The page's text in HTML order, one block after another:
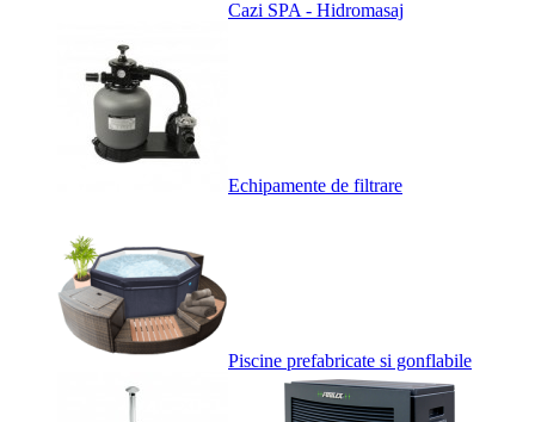
Cazi SPA - Hidromasaj
Echipamente de filtrare
Piscine prefabricate si gonflabile